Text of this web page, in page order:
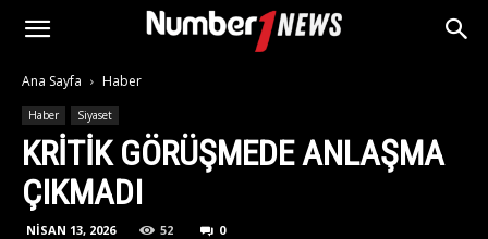
Ana Sayfa Haber
Haber Siyaset
KRITIK GÖRÜŞMEDE ANLAŞMA
ÇIKMADI
NISAN 13, 2026 52 0